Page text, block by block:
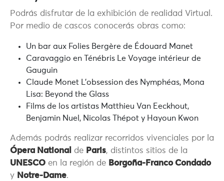
Podrás disfrutar de la exhibición de realidad Virtual.
Por medio de cascos conocerás obras como:
Un bar aux Folies Bergère de Édouard Manet
Caravaggio en Ténébris Le Voyage intérieur de
Gauguin
Claude Monet L’obsession des Nymphéas, Mona
Lisa: Beyond the Glass
Films de los artistas Matthieu Van Eeckhout,
Benjamin Nuel, Nicolas Thépot y Hayoun Kwon
Además podrás realizar recorridos vivenciales por la
Ópera National de Paris, distintos sitios de la
UNESCO en la región de Borgoña-Franco Condado
y Notre-Dame.